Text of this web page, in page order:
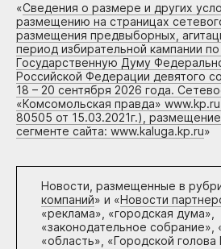
«Сведения о размере и других
размещению на страницах
размещения предвыборных,
период избирательной кампании
Государственную Думу
Российской Федерации девятого
18 – 20 сентября 2026 года.
«Комсомольская правда»
80505 от 15.03.2021г.),
сегменте сайта: www.kaluga.kp.ru»
Новости, размещенные в
компаний» и «Новости
«реклама», «городская дума»,
«законодательное собрание»,
«область», «Городской голова